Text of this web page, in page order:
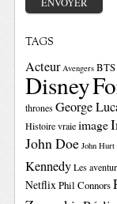
TAGS
Acteur Avengers BTS
Disney
thrones George
Histoire vraie image
John Doe John Hurt
Kennedy Les
Netflix Phil Connors